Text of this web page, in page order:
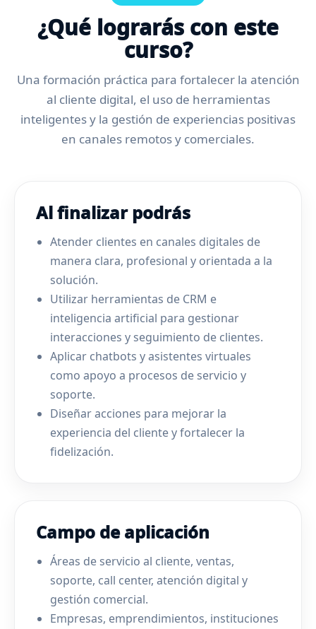
¿Qué lograrás con este
curso?
Una formación práctica para fortalecer la atención
al cliente digital, el uso de herramientas
inteligentes y la gestión de experiencias positivas
en canales remotos y comerciales.
Al finalizar podrás
Atender clientes en canales digitales de
manera clara, profesional y orientada a la
solución.
Utilizar herramientas de CRM e
inteligencia artificial para gestionar
interacciones y seguimiento de clientes.
Aplicar chatbots y asistentes virtuales
como apoyo a procesos de servicio y
soporte.
Diseñar acciones para mejorar la
experiencia del cliente y fortalecer la
fidelización.
Campo de aplicación
Áreas de servicio al cliente, ventas,
soporte, call center, atención digital y
gestión comercial.
Empresas, emprendimientos, instituciones